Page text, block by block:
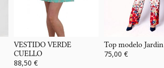
VESTIDO VERDE
CUELLO
88,50 €
Top modelo Jardin
75,00 €